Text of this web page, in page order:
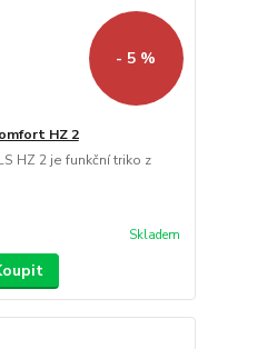
- 5 %
HZ 2
HZ 2 je funkční triko z
Skladem